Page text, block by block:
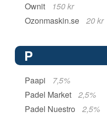
Ownit
150 kr
Ozonmaskin.se
20 kr
P
Paapi
7,5%
Padel Market
2,5%
Padel Nuestro
2,5%